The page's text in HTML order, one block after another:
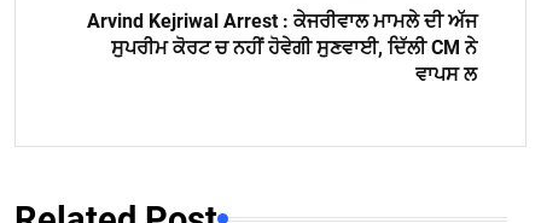
Arvind Kejriwal Arrest : ਕੇਜਰੀਵਾਲ ਮਾਮਲੇ ਦੀ ਅੱਜ
ਸੁਪਰੀਮ ਕੋਰਟ ਚ ਨਹੀਂ ਹੋਵੇਗੀ ਸੁਣਵਾਈ, ਦਿੱਲੀ CM ਨੇ
ਵਾਪਸ ਲ